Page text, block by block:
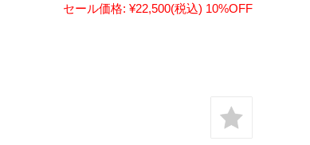
セール価格: ¥22,500(税込) 10%OFF